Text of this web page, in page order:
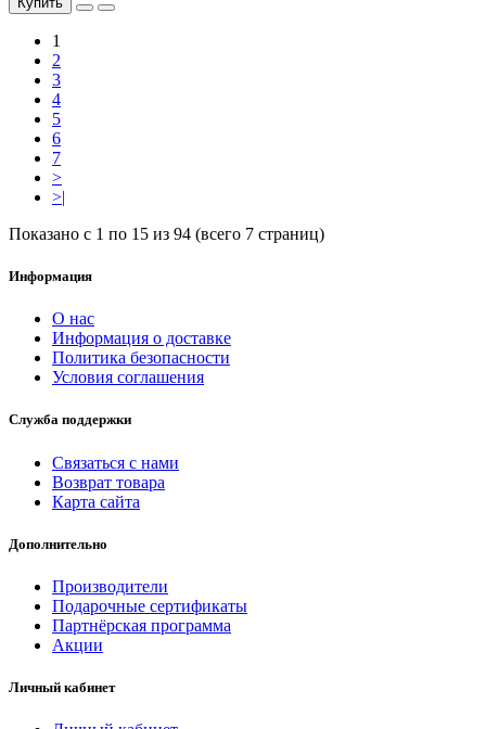
1
2
3
4
5
6
7
>
>|
Показано с 1 по 15 из 94 (всего 7 страниц)
Информация
О нас
Информация о доставке
Политика безопасности
Условия соглашения
Служба поддержки
Связаться с нами
Возврат товара
Карта сайта
Дополнительно
Производители
Подарочные сертификаты
Партнёрская программа
Акции
Личный кабинет